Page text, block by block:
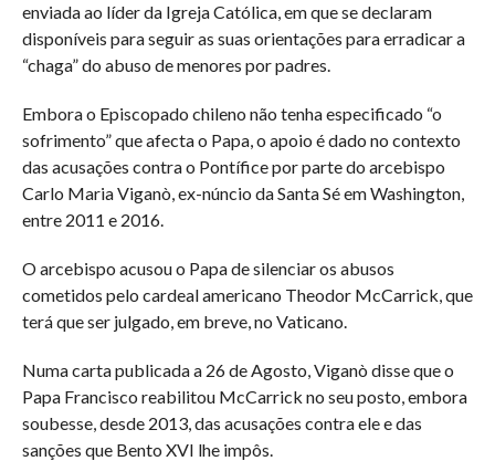
enviada ao líder da Igreja Católica, em que se declaram
disponíveis para seguir as suas orientações para erradicar a
“chaga” do abuso de menores por padres.
Embora o Episcopado chileno não tenha especificado “o
sofrimento” que afecta o Papa, o apoio é dado no contexto
das acusações contra o Pontífice por parte do arcebispo
Carlo Maria Viganò, ex-núncio da Santa Sé em Washington,
entre 2011 e 2016.
O arcebispo acusou o Papa de silenciar os abusos
cometidos pelo cardeal americano Theodor McCarrick, que
terá que ser julgado, em breve, no Vaticano.
Numa carta publicada a 26 de Agosto, Viganò disse que o
Papa Francisco reabilitou McCarrick no seu posto, embora
soubesse, desde 2013, das acusações contra ele e das
sanções que Bento XVI lhe impôs.